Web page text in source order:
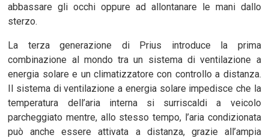
abbassare gli occhi oppure ad allontanare le mani dallo
sterzo.
La terza generazione di Prius introduce la prima
combinazione al mondo tra un sistema di ventilazione a
energia solare e un climatizzatore con controllo a distanza.
Il sistema di ventilazione a energia solare impedisce che la
temperatura dell’aria interna si surriscaldi a veicolo
parcheggiato mentre, allo stesso tempo, l’aria condizionata
può anche essere attivata a distanza, grazie all’ampia